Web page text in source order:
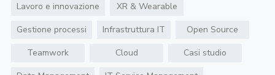
Lavoro e innovazione
XR & Wearable
Gestione processi
Infrastruttura IT
Open Source
Teamwork
Cloud
Casi studio